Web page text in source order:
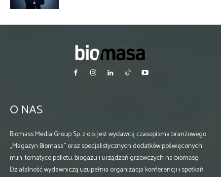
O NAS
Biomass Media Group Sp. z o.o. jest wydawcą czasopisma branżowego
„Magazyn Biomasa” oraz specjalistycznych dodatków poświęconych
m.in. tematyce pelletu, biogazu i urządzeń grzewczych na biomasę.
Działalność wydawniczą uzupełnia organizacja konferencji i spotkań